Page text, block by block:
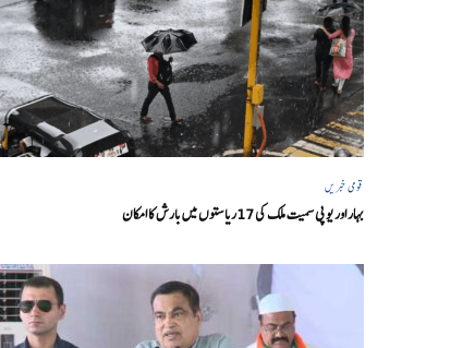
قومی خبریں
بہار اور یو پی سمیت ملک کی 17ریاستوں میں بارش کا امکان